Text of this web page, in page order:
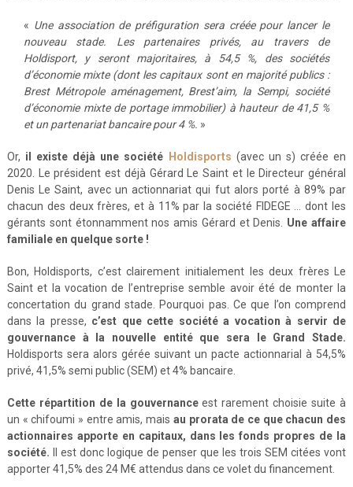
« Une association de préfiguration sera créée pour lancer le
nouveau stade. Les partenaires privés, au travers de
Holdisport, y seront majoritaires, à 54,5 %, des sociétés
d’économie mixte (dont les capitaux sont en majorité publics :
Brest Métropole aménagement, Brest’aim, la Sempi, société
d’économie mixte de portage immobilier) à hauteur de 41,5 %
et un partenariat bancaire pour 4 %. »
Or, il existe déjà une société Holdisports (avec un s) créée en
2020. Le président est déjà Gérard Le Saint et le Directeur général
Denis Le Saint, avec un actionnariat qui fut alors porté à 89% par
chacun des deux frères, et à 11% par la société FIDEGE … dont les
gérants sont étonnamment nos amis Gérard et Denis. Une affaire
familiale en quelque sorte !
Bon, Holdisports, c’est clairement initialement les deux frères Le
Saint et la vocation de l’entreprise semble avoir été de monter la
concertation du grand stade. Pourquoi pas. Ce que l’on comprend
dans la presse, c’est que cette société a vocation à servir de
gouvernance à la nouvelle entité que sera le Grand Stade.
Holdisports sera alors gérée suivant un pacte actionnarial à 54,5%
privé, 41,5% semi public (SEM) et 4% bancaire.
Cette répartition de la gouvernanceest rarement choisie suite à
un « chifoumi » entre amis, mais au prorata de ce que chacun des
actionnaires apporte en capitaux, dans les fonds propres de la
société. Il est donc logique de penser que les trois SEM citées vont
apporter 41,5% des 24 M€ attendus dans ce volet du financement.